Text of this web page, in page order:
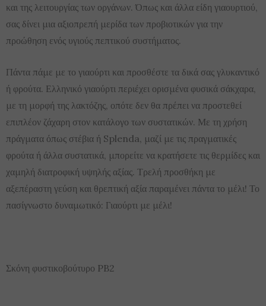
και της λειτουργίας των οργάνων. Όπως και άλλα είδη γιαουρτιού,
σας δίνει μια αξιοπρεπή μερίδα των προβιοτικών για την
προώθηση ενός υγιούς πεπτικού συστήματος.
Πάντα πάμε με το γιαούρτι και προσθέστε τα δικά σας γλυκαντικό
ή φρούτα. Ελληνικό γιαούρτι περιέχει ορισμένα φυσικά σάκχαρα,
με τη μορφή της λακτόζης, οπότε δεν θα πρέπει να προστεθεί
επιπλέον ζάχαρη στον κατάλογο των συστατικών. Με τη χρήση
πράγματα όπως στέβια ή Splenda, μαζί με τις πραγματικές
φρούτα ή άλλα συστατικά, μπορείτε να κρατήσετε τις θερμίδες και
χαμηλή διατροφική υψηλής αξίας. Τρελή προσθήκη με
αξεπέραστη γεύση και θρεπτική αξία παραμένει πάντα το μέλι! Το
πασίγνωστο δυναμωτικό: Γιαούρτι με μέλι!
Σκόνη φυστικοβούτυρο PB2